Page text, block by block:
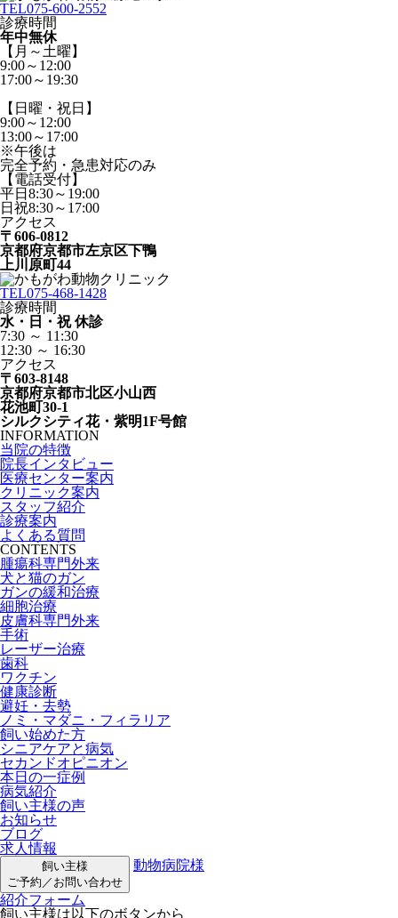
TEL075-600-2552
診療時間
年中無休
【月～土曜】
9:00～12:00
17:00～19:30
【日曜・祝日】
9:00～12:00
13:00～17:00
※午後は
完全予約・急患対応のみ
【電話受付】
平日8:30～19:00
日祝8:30～17:00
アクセス
〒606-0812
京都府京都市左京区下鴨
上川原町44
TEL075-468-1428
診療時間
水・日・祝 休診
7:30 ～ 11:30
12:30 ～ 16:30
アクセス
〒603-8148
京都府京都市北区小山西
花池町30-1
シルクシティ花・紫明1F号館
INFORMATION
当院の特徴
院長インタビュー
医療センター案内
クリニック案内
スタッフ紹介
診療案内
よくある質問
CONTENTS
腫瘍科専門外来
犬と猫のガン
ガンの緩和治療
細胞治療
皮膚科専門外来
手術
レーザー治療
歯科
ワクチン
健康診断
避妊・去勢
ノミ・マダニ・フィラリア
飼い始めた方
シニアケアと病気
セカンドオピニオン
本日の一症例
病気紹介
飼い主様の声
お知らせ
ブログ
求人情報
飼い主様
ご予約／お問い合わせ
動物病院様
紹介フォーム
飼い主様は以下のボタンから